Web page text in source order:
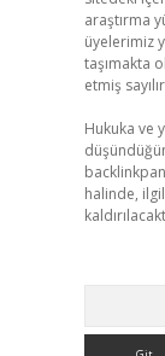
araştırma
üyelerimiz
taşımakta
etmiş
Hukuka ve
halinde,